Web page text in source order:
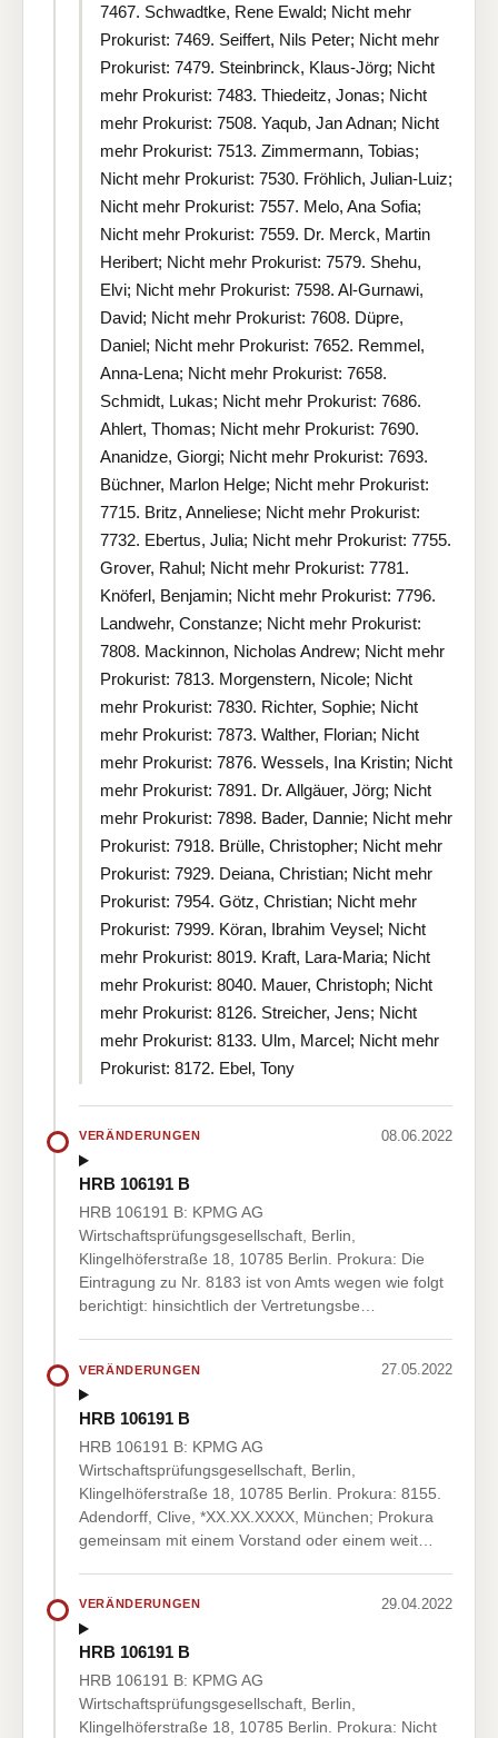
7467. Schwadtke, Rene Ewald; Nicht mehr
Prokurist: 7469. Seiffert, Nils Peter; Nicht mehr
Prokurist: 7479. Steinbrinck, Klaus-Jörg; Nicht
mehr Prokurist: 7483. Thiedeitz, Jonas; Nicht
mehr Prokurist: 7508. Yaqub, Jan Adnan; Nicht
mehr Prokurist: 7513. Zimmermann, Tobias;
Nicht mehr Prokurist: 7530. Fröhlich, Julian-Luiz;
Nicht mehr Prokurist: 7557. Melo, Ana Sofia;
Nicht mehr Prokurist: 7559. Dr. Merck, Martin
Heribert; Nicht mehr Prokurist: 7579. Shehu,
Elvi; Nicht mehr Prokurist: 7598. Al-Gurnawi,
David; Nicht mehr Prokurist: 7608. Düpre,
Daniel; Nicht mehr Prokurist: 7652. Remmel,
Anna-Lena; Nicht mehr Prokurist: 7658.
Schmidt, Lukas; Nicht mehr Prokurist: 7686.
Ahlert, Thomas; Nicht mehr Prokurist: 7690.
Ananidze, Giorgi; Nicht mehr Prokurist: 7693.
Büchner, Marlon Helge; Nicht mehr Prokurist:
7715. Britz, Anneliese; Nicht mehr Prokurist:
7732. Ebertus, Julia; Nicht mehr Prokurist: 7755.
Grover, Rahul; Nicht mehr Prokurist: 7781.
Knöferl, Benjamin; Nicht mehr Prokurist: 7796.
Landwehr, Constanze; Nicht mehr Prokurist:
7808. Mackinnon, Nicholas Andrew; Nicht mehr
Prokurist: 7813. Morgenstern, Nicole; Nicht
mehr Prokurist: 7830. Richter, Sophie; Nicht
mehr Prokurist: 7873. Walther, Florian; Nicht
mehr Prokurist: 7876. Wessels, Ina Kristin; Nicht
mehr Prokurist: 7891. Dr. Allgäuer, Jörg; Nicht
mehr Prokurist: 7898. Bader, Dannie; Nicht mehr
Prokurist: 7918. Brülle, Christopher; Nicht mehr
Prokurist: 7929. Deiana, Christian; Nicht mehr
Prokurist: 7954. Götz, Christian; Nicht mehr
Prokurist: 7999. Köran, Ibrahim Veysel; Nicht
mehr Prokurist: 8019. Kraft, Lara-Maria; Nicht
mehr Prokurist: 8040. Mauer, Christoph; Nicht
mehr Prokurist: 8126. Streicher, Jens; Nicht
mehr Prokurist: 8133. Ulm, Marcel; Nicht mehr
Prokurist: 8172. Ebel, Tony
VERÄNDERUNGEN 08.06.2022
HRB 106191 B
HRB 106191 B: KPMG AG
Wirtschaftsprüfungsgesellschaft, Berlin,
Klingelhöferstraße 18, 10785 Berlin. Prokura: Die
Eintragung zu Nr. 8183 ist von Amts wegen wie folgt
berichtigt: hinsichtlich der Vertretungsbe…
VERÄNDERUNGEN 27.05.2022
HRB 106191 B
HRB 106191 B: KPMG AG
Wirtschaftsprüfungsgesellschaft, Berlin,
Klingelhöferstraße 18, 10785 Berlin. Prokura: 8155.
Adendorff, Clive, *XX.XX.XXXX, München; Prokura
gemeinsam mit einem Vorstand oder einem weit…
VERÄNDERUNGEN 29.04.2022
HRB 106191 B
HRB 106191 B: KPMG AG
Wirtschaftsprüfungsgesellschaft, Berlin,
Klingelhöferstraße 18, 10785 Berlin. Prokura: Nicht